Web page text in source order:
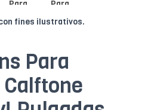
fines ilustrativos.
Para